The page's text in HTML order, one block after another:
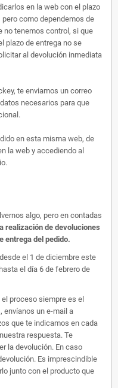
en la web con el plazo
como dependemos de
no tenemos control, si que
plazo de entrega no se
al devolución inmediata
te enviamos un correo
necesarios para que
en esta misma web, de
la web y accediendo al
algo, pero en contadas
realización de devoluciones
entrega del pedido.
el 1 de diciembre este
el día 6 de febrero de
proceso siempre es el
envíanos un e-mail a
que te indicamos en cada
respuesta. Te
la devolución. En caso
Es imprescindible
junto con el producto que